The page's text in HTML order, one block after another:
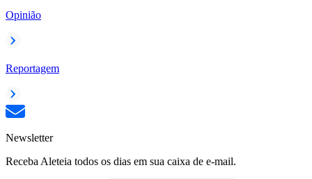
Opinião
Reportagem
Newsletter
Receba Aleteia todos os dias em sua caixa de e-mail.